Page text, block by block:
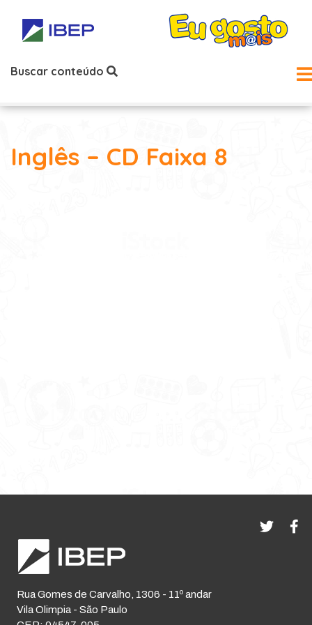
Buscar conteúdo
Inglês – CD Faixa 8
Rua Gomes de Carvalho, 1306 - 11º andar
Vila Olimpia - São Paulo